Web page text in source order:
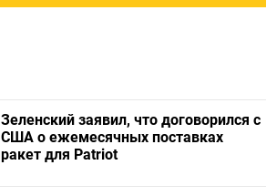
Зеленский заявил, что договорился с
США о ежемесячных поставках
ракет для Patriot